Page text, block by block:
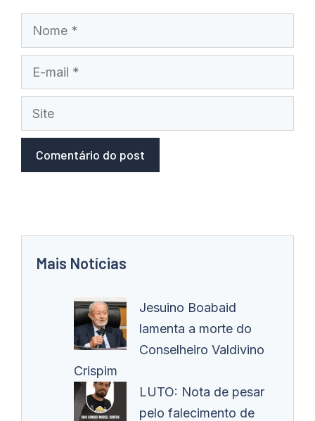
Nome
mail
Site
Mais Notícias
Jesuino Boabaid
lamenta a morte do
Conselheiro Valdivino
Crispim
LUTO: Nota de pesar
pelo falecimento de